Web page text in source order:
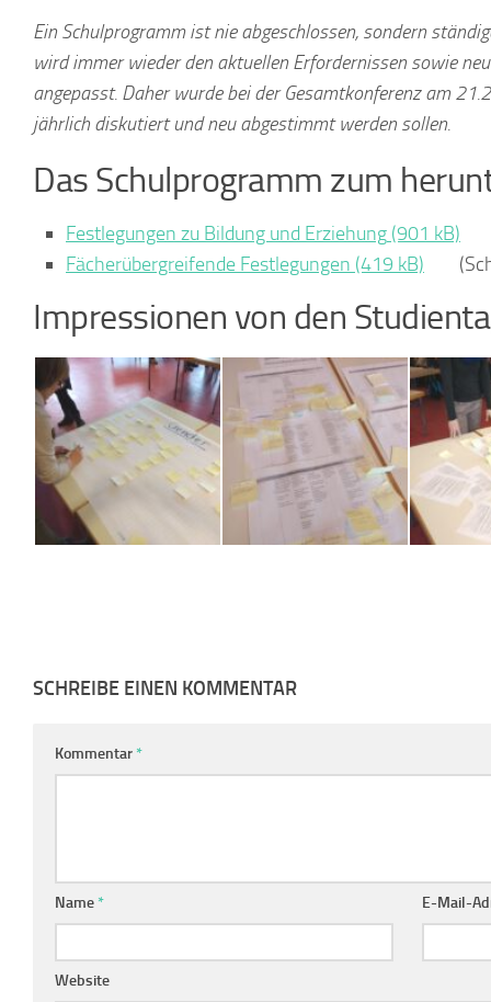
Demokratiebildung, Gewaltprävention und
(diversity)
Verbraucherbildung
Verkehrserziehung und Mobilitätsbildung
Berufs- & Studienorientierung
(inter-)kulturelle Bildung und Europabildung
Gleichstellung und Gleichberechtigung der
Sexualerziehung, Bildung für sexuelle
Bildung zur Akzeptanz von Vielfalt (diversity)
Ein Schulprogramm ist nie abgeschlossen, sondern
wird immer wieder den aktuellen Erfordernissen sowie
angepasst. Daher wurde bei der Gesamtkonferenz am
jährlich diskutiert und neu abgestimmt werden sollen.
Das Schulprogramm zum
Festlegungen zu Bildung und Erziehung
Fächerübergreifende Festlegungen
Impressionen von den
SCHREIBE EINEN KOMMENTAR
Kommentar *
Name * E-Mail-
Website